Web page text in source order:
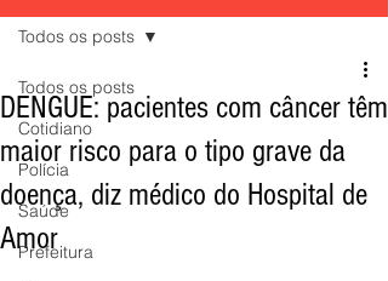
Todos os posts
Cotidiano
Polícia
Saúde
Prefeitura
Todos os posts
DENGUE: pacientes com câncer têm
maior risco para o tipo grave da
doença, diz médico do Hospital de
Amor